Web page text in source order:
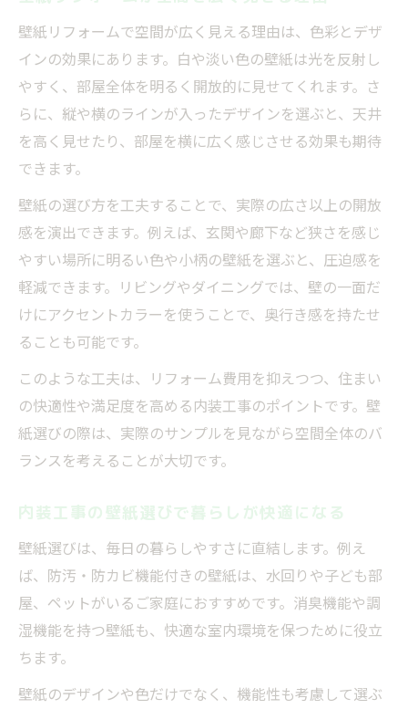
内装工事で得られる壁紙リフォームの満足
感
壁紙を変えて実現する内装工事の快適生活
快適空間を叶える内装工事の壁紙選びポイ
ント
壁紙リフォームで空間が広く見える理由は、色彩とデザ
インの効果にあります。白や淡い色の壁紙は光を反射し
やすく、部屋全体を明るく開放的に見せてくれます。さ
らに、縦や横のラインが入ったデザインを選ぶと、天井
を高く見せたり、部屋を横に広く感じさせる効果も期待
できます。
壁紙の選び方を工夫することで、実際の広さ以上の開放
感を演出できます。例えば、玄関や廊下など狭さを感じ
やすい場所に明るい色や小柄の壁紙を選ぶと、圧迫感を
軽減できます。リビングやダイニングでは、壁の一面だ
けにアクセントカラーを使うことで、奥行き感を持たせ
ることも可能です。
このような工夫は、リフォーム費用を抑えつつ、住まい
の快適性や満足度を高める内装工事のポイントです。壁
紙選びの際は、実際のサンプルを見ながら空間全体のバ
ランスを考えることが大切です。
内装工事の壁紙選びで暮らしが快適になる
壁紙選びは、毎日の暮らしやすさに直結します。例え
ば、防汚・防カビ機能付きの壁紙は、水回りや子ども部
屋、ペットがいるご家庭におすすめです。消臭機能や調
湿機能を持つ壁紙も、快適な室内環境を保つために役立
ちます。
壁紙のデザインや色だけでなく、機能性も考慮して選ぶ